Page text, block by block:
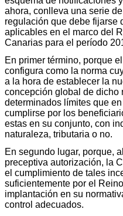
ahora, conlleva una serie
regulación que debe fijarse
aplicables en el marco del
Canarias para el período
En primer término, porque
configura como la norma
a la hora de establecer la
concepción global de dicho
determinados límites que
cumplirse por los
estas en su conjunto, con
naturaleza, tributaria o no.
En segundo lugar, porque,
preceptiva autorización, la
el cumplimiento de tales
suficientemente por el
implantación en su
control adecuados.